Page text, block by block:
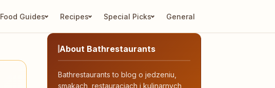
Food Guides Recipes Special Picks General
About Bathrestaurants
Bathrestaurants to blog o jedzeniu,
smakach, restauracjach i kulinarnych